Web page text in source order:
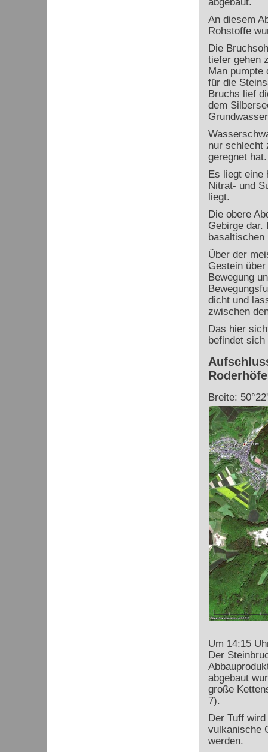
An diesem
Rohstoffe
Die
tiefer gehen
Man pumpte
für die
Bruchs lief
dem
nur schlecht
geregnet
Es liegt eine
Nitrat- und
liegt.
Die obere
Gebirge dar.
basaltischen
Über der
Gestein
Bewegung
dicht und
zwischen
Das hier
befindet
Breite:
Um 14:15
Der
abgebaut
große
7).
Der Tuff
vulkanische
werden.